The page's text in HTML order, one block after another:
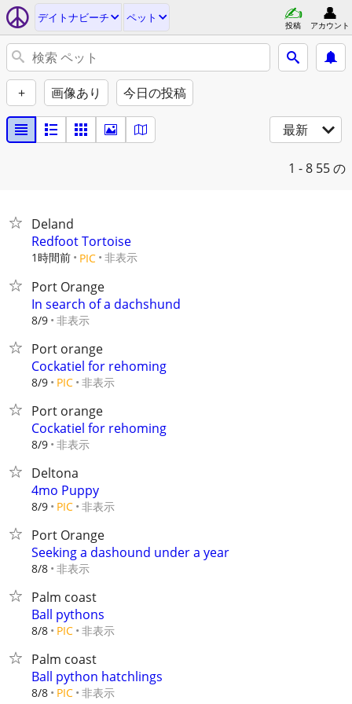
デイトナビーチ ペット
投稿 アカウント
+ 画像あり 今日の投稿
最新
1 - 8 55 の
Deland
Redfoot Tortoise
1時間前 PIC 非表示
Port Orange
In search of a dachshund
8/9 非表示
Port orange
Cockatiel for rehoming
8/9 PIC 非表示
Port orange
Cockatiel for rehoming
8/9 非表示
Deltona
4mo Puppy
8/9 PIC 非表示
Port Orange
Seeking a dashound under a year
8/8 非表示
Palm coast
Ball pythons
8/8 PIC 非表示
Palm coast
Ball python hatchlings
8/8 PIC 非表示